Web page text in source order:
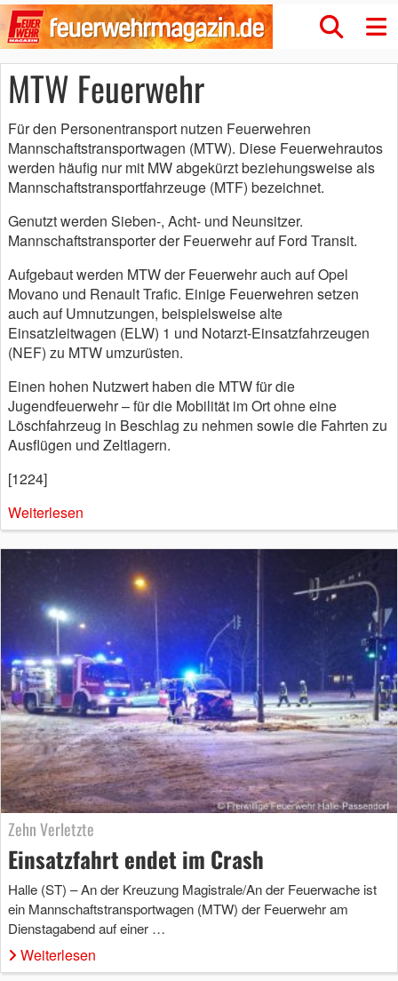
MTW Feuerwehr
Für den Personentransport nutzen Feuerwehren
Mannschaftstransportwagen (MTW). Diese Feuerwehrautos
werden häufig nur mit MW abgekürzt beziehungsweise als
Mannschaftstransportfahrzeuge (MTF) bezeichnet.
Genutzt werden Sieben-, Acht- und Neunsitzer.
Mannschaftstransporter der Feuerwehr auf Ford Transit.
Aufgebaut werden MTW der Feuerwehr auch auf Opel
Movano und Renault Trafic. Einige Feuerwehren setzen
auch auf Umnutzungen, beispielsweise alte
Einsatzleitwagen (ELW) 1 und Notarzt-Einsatzfahrzeugen
(NEF) zu MTW umzurüsten.
Einen hohen Nutzwert haben die MTW für die
Jugendfeuerwehr – für die Mobilität im Ort ohne eine
Löschfahrzeug in Beschlag zu nehmen sowie die Fahrten zu
Ausflügen und Zeltlagern.
[1224]
Weiterlesen
Zehn Verletzte
Einsatzfahrt endet im Crash
Halle (ST) – An der Kreuzung Magistrale/An der Feuerwache ist
ein Mannschaftstransportwagen (MTW) der Feuerwehr am
Dienstagabend auf einer …
Weiterlesen